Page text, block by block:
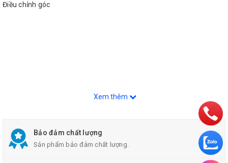
Điều chỉnh góc
Xem thêm
Bảo đảm chất lượng
Sản phẩm bảo đảm chất lượng.